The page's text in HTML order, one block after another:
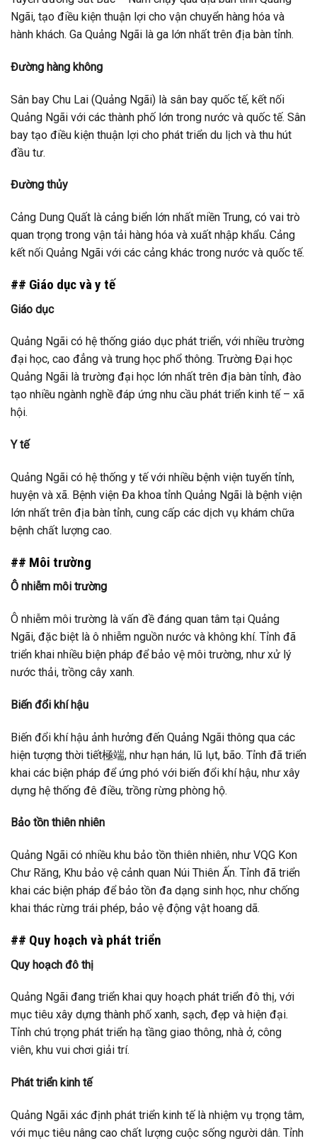
Ngãi, tạo điều kiện thuận lợi cho vận chuyển hàng hóa và
hành khách. Ga Quảng Ngãi là ga lớn nhất trên địa bàn tỉnh.
Đường hàng không
Sân bay Chu Lai (Quảng Ngãi) là sân bay quốc tế, kết nối
Quảng Ngãi với các thành phố lớn trong nước và quốc tế. Sân
bay tạo điều kiện thuận lợi cho phát triển du lịch và thu hút
đầu tư.
Đường thủy
Cảng Dung Quất là cảng biển lớn nhất miền Trung, có vai trò
quan trọng trong vận tải hàng hóa và xuất nhập khẩu. Cảng
kết nối Quảng Ngãi với các cảng khác trong nước và quốc tế.
## Giáo dục và y tế
Giáo dục
Quảng Ngãi có hệ thống giáo dục phát triển, với nhiều trường
đại học, cao đẳng và trung học phổ thông. Trường Đại học
Quảng Ngãi là trường đại học lớn nhất trên địa bàn tỉnh, đào
tạo nhiều ngành nghề đáp ứng nhu cầu phát triển kinh tế – xã
hội.
Y tế
Quảng Ngãi có hệ thống y tế với nhiều bệnh viện tuyến tỉnh,
huyện và xã. Bệnh viện Đa khoa tỉnh Quảng Ngãi là bệnh viện
lớn nhất trên địa bàn tỉnh, cung cấp các dịch vụ khám chữa
bệnh chất lượng cao.
## Môi trường
Ô nhiễm môi trường
Ô nhiễm môi trường là vấn đề đáng quan tâm tại Quảng
Ngãi, đặc biệt là ô nhiễm nguồn nước và không khí. Tỉnh đã
triển khai nhiều biện pháp để bảo vệ môi trường, như xử lý
nước thải, trồng cây xanh.
Biến đổi khí hậu
Biến đổi khí hậu ảnh hưởng đến Quảng Ngãi thông qua các
hiện tượng thời tiết極端, như hạn hán, lũ lụt, bão. Tỉnh đã triển
khai các biện pháp để ứng phó với biến đổi khí hậu, như xây
dựng hệ thống đê điều, trồng rừng phòng hộ.
Bảo tồn thiên nhiên
Quảng Ngãi có nhiều khu bảo tồn thiên nhiên, như VQG Kon
Chư Răng, Khu bảo vệ cảnh quan Núi Thiên Ấn. Tỉnh đã triển
khai các biện pháp để bảo tồn đa dạng sinh học, như chống
khai thác rừng trái phép, bảo vệ động vật hoang dã.
## Quy hoạch và phát triển
Quy hoạch đô thị
Quảng Ngãi đang triển khai quy hoạch phát triển đô thị, với
mục tiêu xây dựng thành phố xanh, sạch, đẹp và hiện đại.
Tỉnh chú trọng phát triển hạ tầng giao thông, nhà ở, công
viên, khu vui chơi giải trí.
Phát triển kinh tế
Quảng Ngãi xác định phát triển kinh tế là nhiệm vụ trọng tâm,
với mục tiêu nâng cao chất lượng cuộc sống người dân. Tỉnh